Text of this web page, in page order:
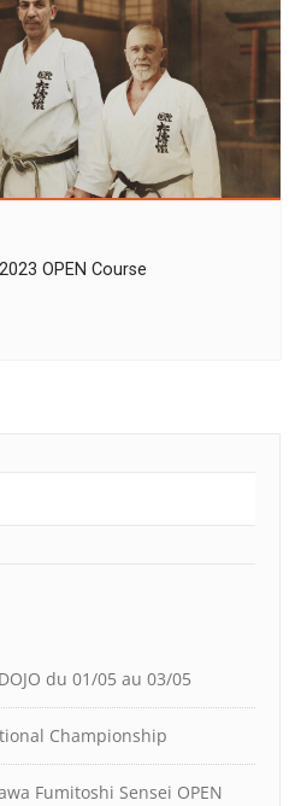
OPEN Course
du 01/05 au 03/05
Championship
Fumitoshi Sensei OPEN